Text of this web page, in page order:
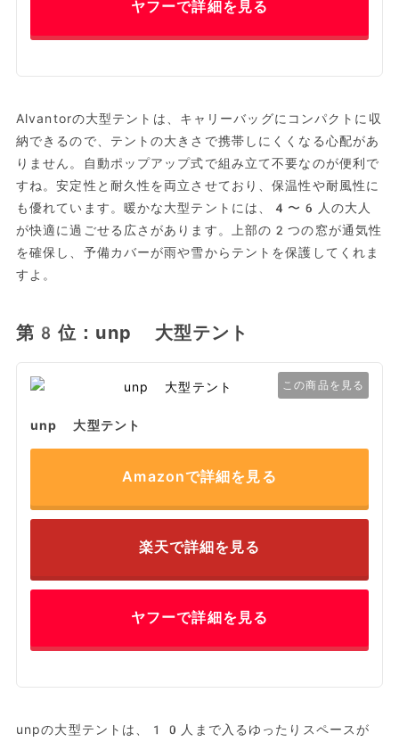
ヤフーで詳細を見る
Alvantorの大型テントは、キャリーバッグにコンパクトに収
納できるので、テントの大きさで携帯しにくくなる心配があ
りません。自動ポップアップ式で組み立て不要なのが便利で
すね。安定性と耐久性を両立させており、保温性や耐風性に
も優れています。暖かな大型テントには、4〜6人の大人
が快適に過ごせる広さがあります。上部の2つの窓が通気性
を確保し、予備カバーが雨や雪からテントを保護してくれま
すよ。
第8位：unp 大型テント
この商品を見る
unp 大型テント
Amazonで詳細を見る
楽天で詳細を見る
ヤフーで詳細を見る
unpの大型テントは、10人まで入るゆったりスペースが